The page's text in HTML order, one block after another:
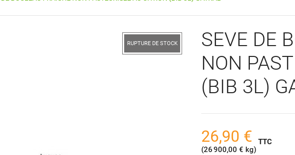
RUPTURE DE STOCK
SEVE DE
NON
(BIB 3L)
26,90 €
(26 900,00 € kg)
TTC